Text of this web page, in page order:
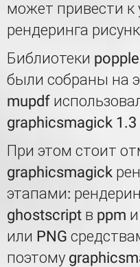
может привести к
рендеринга
Библиотеки
были собраны на
mupdf
graphicsmagick 1.3
При этом стоит
graphicsmagick
этапами:
ghostscript в ppm
или PNG
поэтому